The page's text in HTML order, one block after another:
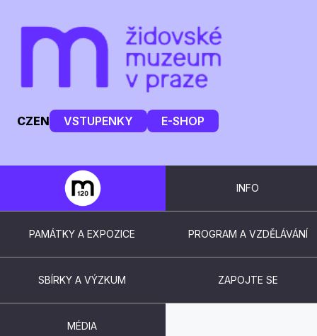
CZEN VSTUPENKY E-SHOP
INFO
PAMÁTKY A EXPOZICE PROGRAM A VZDĚLÁVÁNÍ
SBÍRKY A VÝZKUM ZAPOJTE SE
MÉDIA